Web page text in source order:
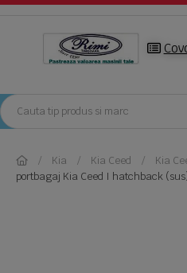
Kia Kia Ceed Kia
portbagaj Kia Ceed I hatchback